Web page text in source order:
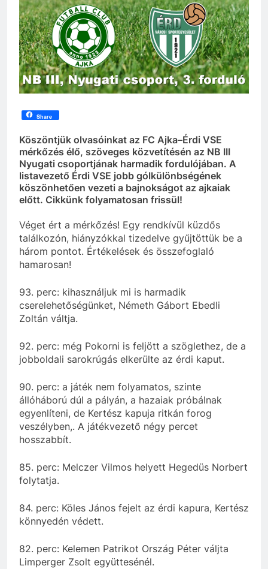
Share
Köszöntjük olvasóinkat az FC Ajka–Érdi VSE
mérkőzés élő, szöveges közvetítésén az NB III
Nyugati csoportjának harmadik fordulójában. A
listavezető Érdi VSE jobb gólkülönbségének
köszönhetően vezeti a bajnokságot az ajkaiak
előtt. Cikkünk folyamatosan frissül!
Véget ért a mérkőzés! Egy rendkívül küzdős
találkozón, hiányzókkal tizedelve gyűjtöttük be a
három pontot. Értékelések és összefoglaló
hamarosan!
93. perc: kihasználjuk mi is harmadik
cserelehetőségünket, Németh Gábort Ebedli
Zoltán váltja.
92. perc: még Pokorni is feljött a szöglethez, de a
jobboldali sarokrúgás elkerülte az érdi kaput.
90. perc: a játék nem folyamatos, szinte
állóháború dúl a pályán, a hazaiak próbálnak
egyenlíteni, de Kertész kapuja ritkán forog
veszélyben,. A játékvezető négy percet
hosszabbít.
85. perc: Melczer Vilmos helyett Hegedüs Norbert
folytatja.
84. perc: Köles János fejelt az érdi kapura, Kertész
könnyedén védett.
82. perc: Kelemen Patrikot Ország Péter váljta
Limperger Zsolt együttesénél.